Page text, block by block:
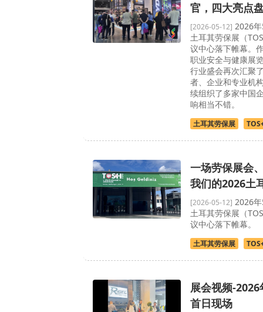
官，四大亮点
[2026-05-12] 2026
土耳其劳保展（
议中心落下帷幕。
职业安全与健康展
行业盛会再次汇聚
者、企业和专业机
续组织了多家中国
响相当不错。
土耳其劳保展
一场劳保展会
我们的2026土
[2026-05-12] 2026
土耳其劳保展（
议中心落下帷幕。
土耳其劳保展
展会视频-
首日现场